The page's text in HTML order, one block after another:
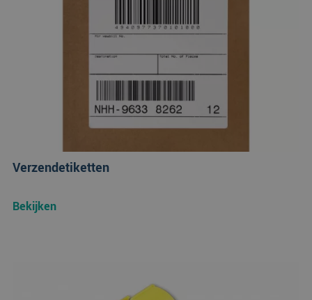
Verzendetiketten
Bekijken